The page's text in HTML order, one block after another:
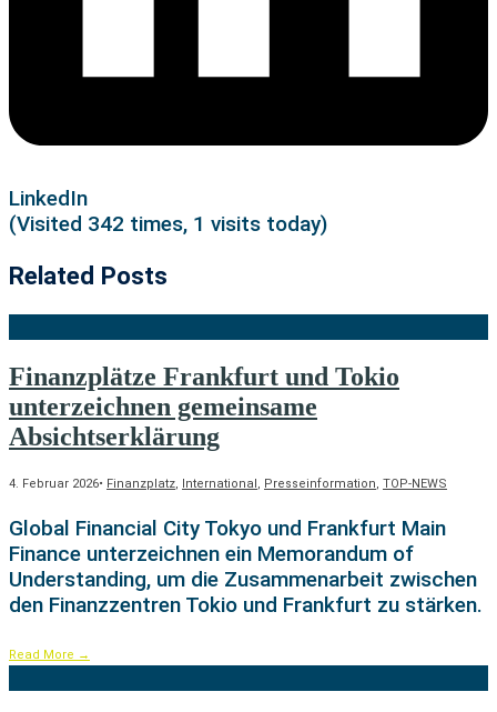
LinkedIn
(Visited 342 times, 1 visits today)
Related Posts
Finanzplätze Frankfurt und Tokio
unterzeichnen gemeinsame
Absichtserklärung
4. Februar 2026• Finanzplatz, International , Presseinformation, TOP-NEWS
Global Financial City Tokyo und Frankfurt Main
Finance unterzeichnen ein Memorandum of
Understanding, um die Zusammenarbeit zwischen
den Finanzzentren Tokio und Frankfurt zu stärken.
Read More →